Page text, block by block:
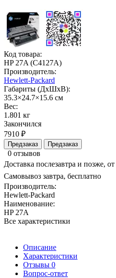
Код товара:
HP 27A (C4127A)
Производитель:
Hewlett-Packard
Габариты (ДхШхВ):
35.3×24.7×15.6 см
Вес:
1.801 кг
Закончился
7910 ₽
Предзаказ Предзаказ
0 отзывов
Доставка послезавтра и позже, от
Самовывоз завтра, бесплатно
Производитель:
Hewlett-Packard
Наименование:
HP 27A
Все характеристики
Описание
Характеристики
Отзывы 0
Вопрос-ответ